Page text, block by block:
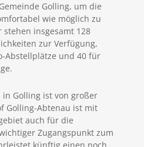
Golling, um die
wie möglich zu
insgesamt 128
zur Verfügung,
Abstellplätze und 40 für
in Golling ist von großer
Golling-Abtenau ist mit
auch für die
Zugangspunkt zum